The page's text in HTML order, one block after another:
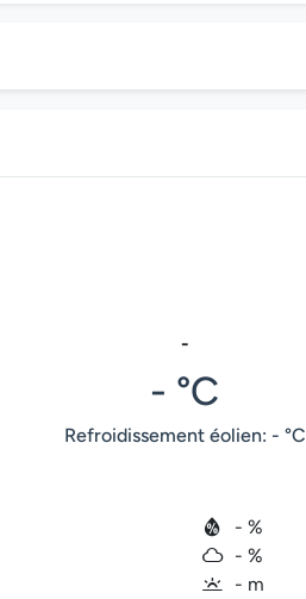
-
- °C
Refroidissement éolien: - °C
- %
- %
- m